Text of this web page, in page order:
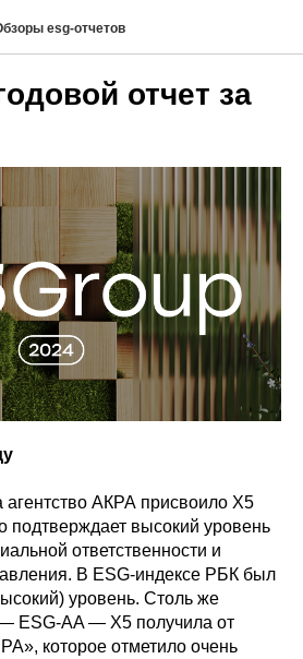
esg-отчетов
отчет за
агентство АКРА присвоило X5
подтверждает высокий уровень
ответственности и
В ESG-индексе РБК был
уровень. Столь же
ESG-AA — Х5 получила от
которое отметило очень